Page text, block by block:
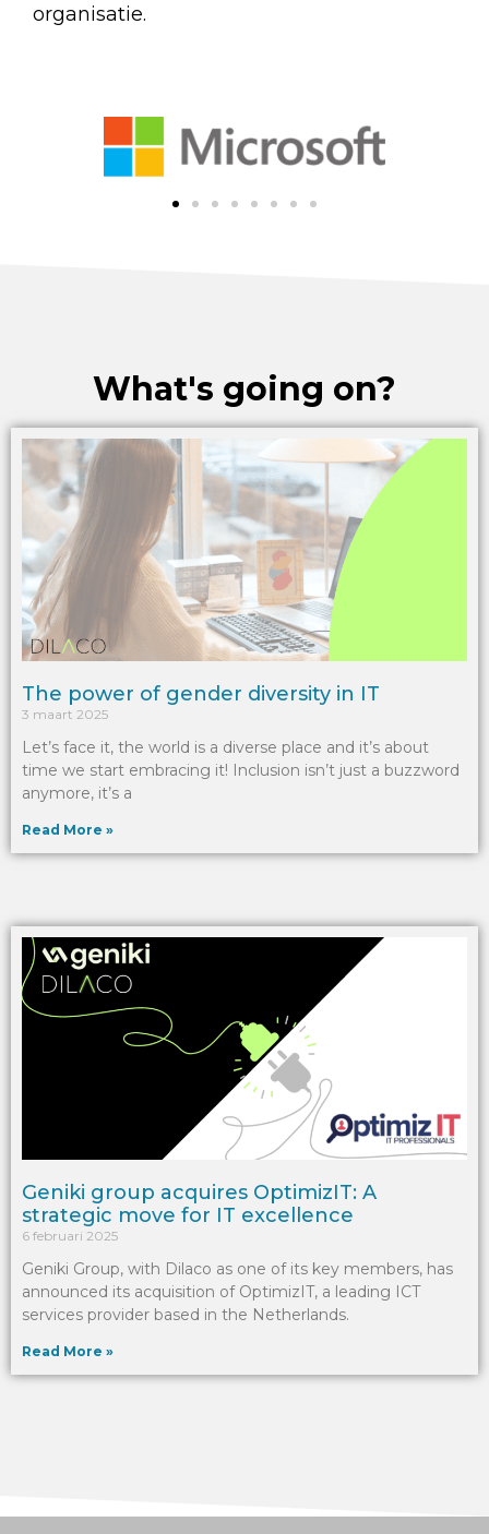
organisatie.
What's going on?
The power of gender diversity in IT
3 maart 2025
Let’s face it, the world is a diverse place and it’s about
time we start embracing it! Inclusion isn’t just a buzzword
anymore, it’s a
Read More »
Geniki group acquires OptimizIT: A
strategic move for IT excellence
6 februari 2025
Geniki Group, with Dilaco as one of its key members, has
announced its acquisition of OptimizIT, a leading ICT
services provider based in the Netherlands.
Read More »